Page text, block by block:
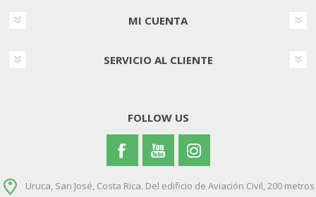
MI CUENTA
SERVICIO AL CLIENTE
FOLLOW US
Uruca, San José, Costa Rica. Del edificio de Aviación Civil, 200 metros